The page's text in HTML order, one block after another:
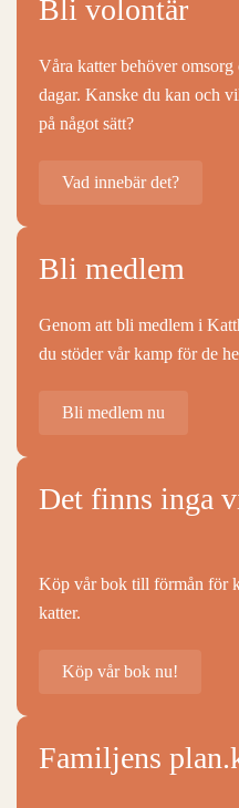
Bli volontär
Våra katter behöver
dagar. Kanske du kan och
på något sätt?
Vad innebär det?
Bli medlem
Genom att bli medlem i
du stöder vår kamp för de
Bli medlem nu
Det finns inga
Köp vår bok till förmån för
katter.
Köp vår bok nu!
Familjens